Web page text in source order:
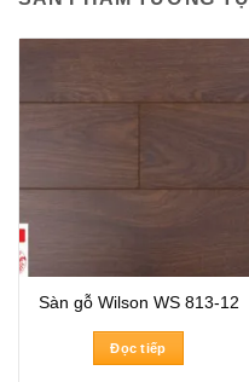
Sàn gỗ Wilson WS 813-12
Đọc tiếp